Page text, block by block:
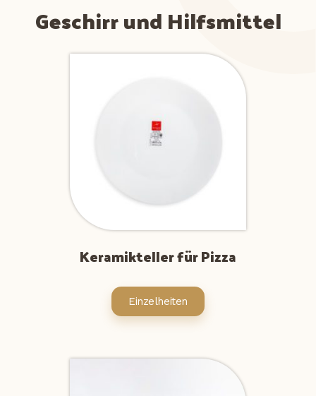
Geschirr und Hilfsmittel
Keramikteller für Pizza
Einzelheiten